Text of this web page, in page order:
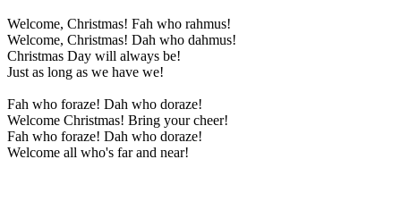
Welcome, Christmas! Fah who rahmus!
Welcome, Christmas! Dah who dahmus!
Christmas Day will always be!
Just as long as we have we!
Fah who foraze! Dah who doraze!
Welcome Christmas! Bring your cheer!
Fah who foraze! Dah who doraze!
Welcome all who's far and near!